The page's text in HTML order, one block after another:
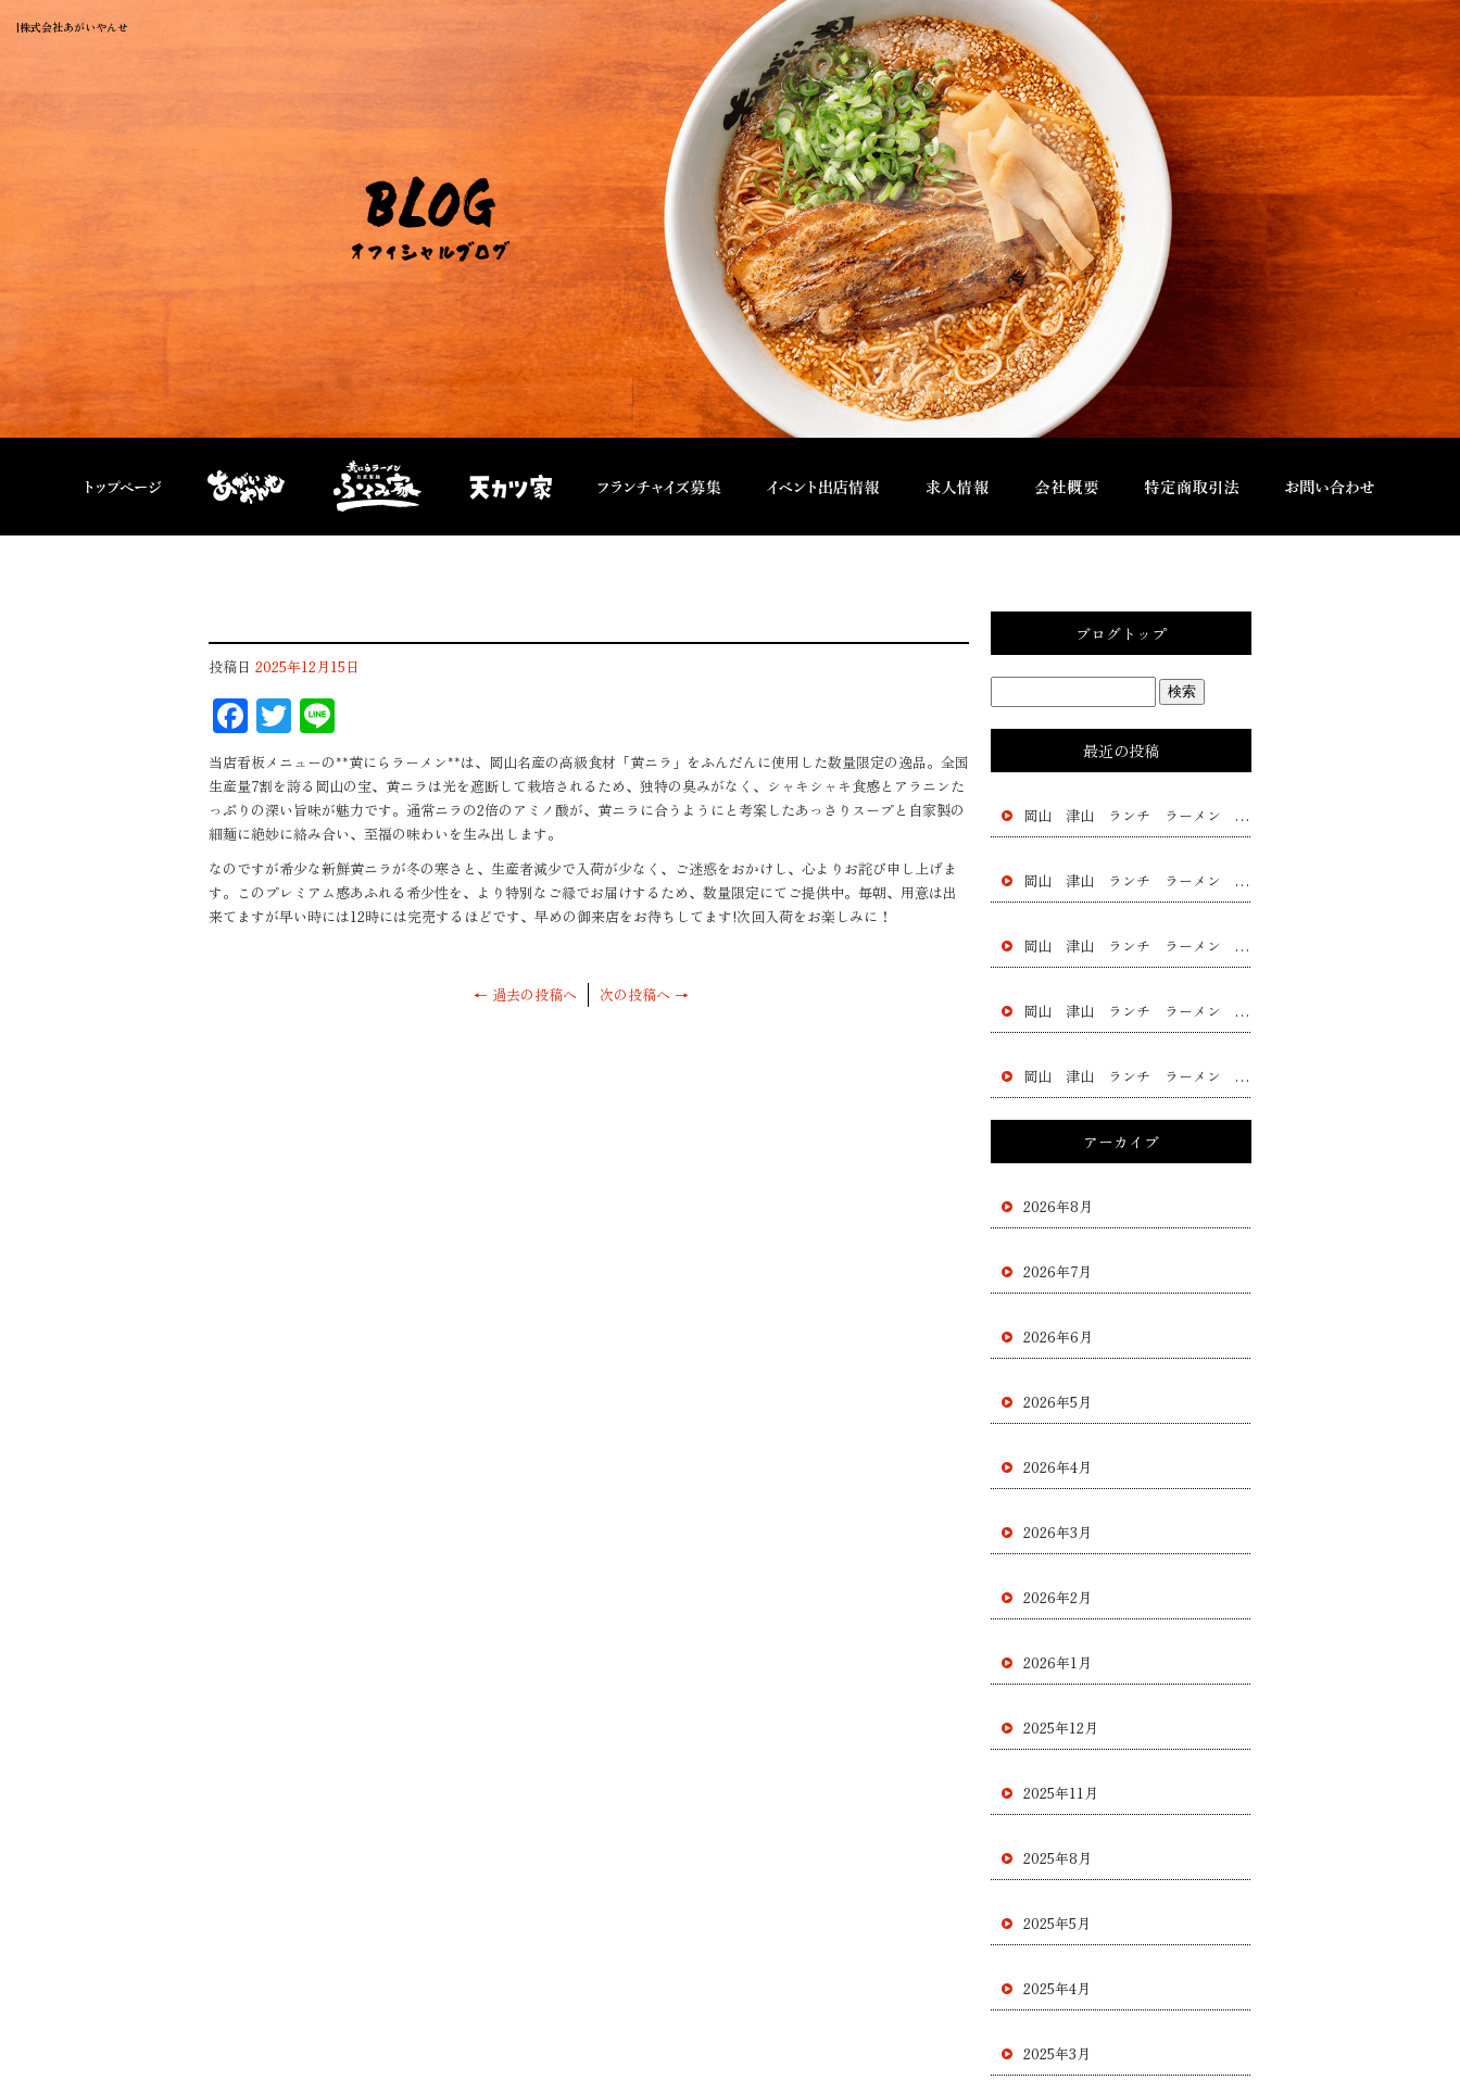
|株式会社あがいやんせ
投稿日 2025年12月15日
F
ac
eb
oo
k
T
wi
tt
er
n
e
当店看板メニューの**黄にらラーメン**は、岡山名産の高級食材「黄ニラ」をふんだんに使用した数量限定の逸品。全国
生産量7割を誇る岡山の宝、黄ニラは光を遮断して栽培されるため、独特の臭みがなく、シャキシャキ食感とアラニンた
っぷりの深い旨味が魅力です。通常ニラの2倍のアミノ酸が、黄ニラに合うようにと考案したあっさりスープと自家製の
細麺に絶妙に絡み合い、至福の味わいを生み出します。
なのですが希少な新鮮黄ニラが冬の寒さと、生産者減少で入荷が少なく、ご迷惑をおかけし、心よりお詫び申し上げま
す。このプレミアム感あふれる希少性を、より特別なご縁でお届けするため、数量限定にてご提供中。毎朝、用意は出
来てますが早い時には12時には完売するほどです、早めの御来店をお待ちしてます!次回入荷をお楽しみに！
← 過去の投稿へ 次の投稿へ →
ブログトップ
最近の投稿
岡山 津山 ランチ ラーメン 黄ニラ チャー シュー 餃子 フラチャイズ 加盟 レストラン
岡山 津山 ランチ ラーメン 黄ニラ チャー シュー 餃子 フラチャイズ 加盟 レストラン
岡山 津山 ランチ ラーメン 黄ニラ チャー シュー 餃子 フラチャイズ 加盟 レストラン
岡山 津山 ランチ ラーメン 黄ニラ チャー シュー 餃子 フラチャイズ 加盟 レストラン
岡山 津山 ランチ ラーメン 黄ニラ チャー シュー 餃子 フラチャイズ 加盟 レストラン
アーカイブ
2026年8月
2026年7月
2026年6月
2026年5月
2026年4月
2026年3月
2026年2月
2026年1月
2025年12月
2025年11月
2025年8月
2025年5月
2025年4月
2025年3月